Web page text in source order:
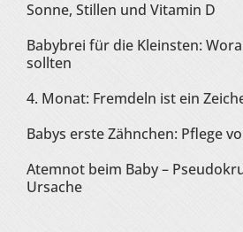
Sonne, Stillen und Vitamin D
Babybrei für die Kleinsten:
sollten
4. Monat: Fremdeln ist ein
Babys erste Zähnchen: Pflege
Atemnot beim Baby –
Ursache